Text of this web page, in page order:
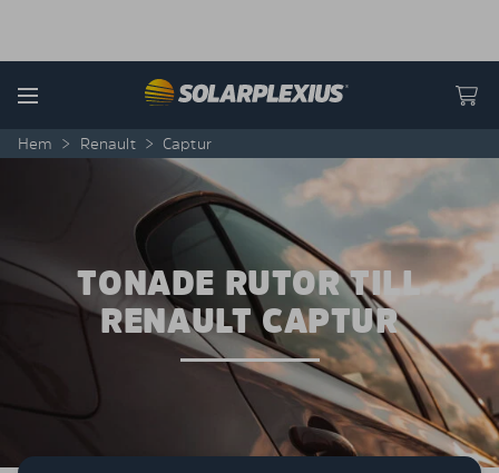
Menu
Hem > Renault > Captur
TONADE RUTOR TILL
RENAULT CAPTUR